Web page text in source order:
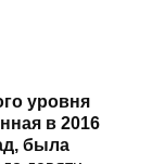
уровня
в 2016
была